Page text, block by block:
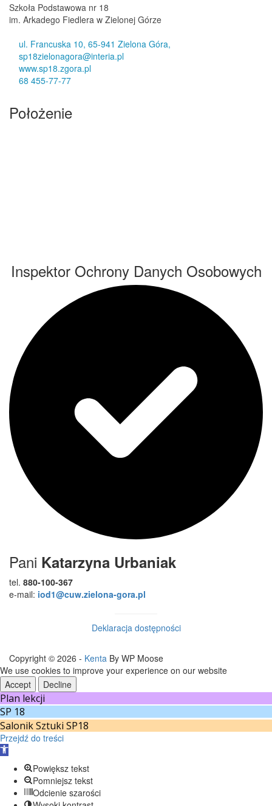
Szkoła Podstawowa nr 18
im. Arkadego Fiedlera w Zielonej Górze
ul. Francuska 10, 65-941 Zielona Góra,
sp18zielonagora@interia.pl
www.sp18.zgora.pl
68 455-77-77
Położenie
Inspektor Ochrony Danych Osobowych
Pani Katarzyna Urbaniak
tel. 880-100-367
e-mail: iod1@cuw.zielona-gora.pl
Deklaracja dostępności
Copyright © 2026 - Kenta By WP Moose
We use cookies to improve your experience on our website
Accept
Decline
Plan lekcji
SP 18
Salonik Sztuki SP18
Przejdź do treści
Otwórz
narzędziPowiększ tekst
Pomniejsz tekst
Odcienie szarości